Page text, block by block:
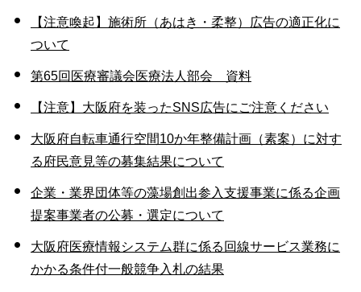
【注意喚起】施術所（あはき・柔整）広告の適正化に
ついて
第65回医療審議会医療法人部会 資料
【注意】大阪府を装ったSNS広告にご注意ください
大阪府自転車通行空間10か年整備計画（素案）に対す
る府民意見等の募集結果について
企業・業界団体等の藻場創出参入支援事業に係る企画
提案事業者の公募・選定について
大阪府医療情報システム群に係る回線サービス業務に
かかる条件付一般競争入札の結果